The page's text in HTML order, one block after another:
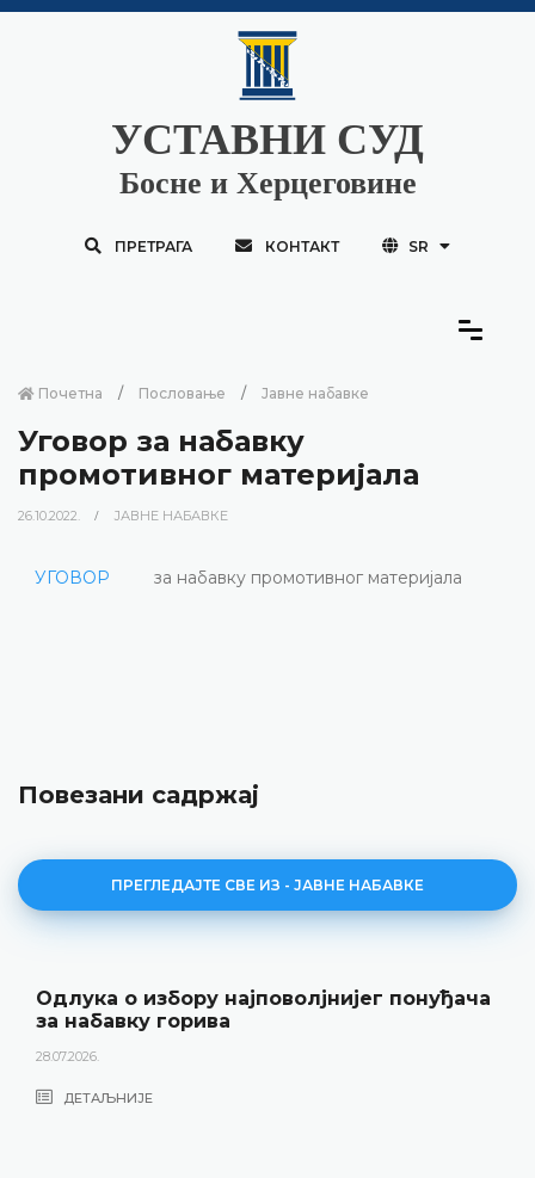
УСТАВНИ СУД
Босне и Херцеговине
ПРЕТРАГА КОНТАКТ SR
Почетна Пословање Јавне набавке
Уговор за набавку
промотивног материјала
26.10.2022. ЈАВНЕ НАБАВКЕ
УГОВОР за набавку промотивног материјала
Повезани садржај
ПРЕГЛЕДАЈТЕ СВЕ ИЗ - ЈАВНЕ НАБАВКЕ
Одлука о избору најповолјнијег понуђача
за набавку горива
28.07.2026.
ДЕТАЉНИЈЕ